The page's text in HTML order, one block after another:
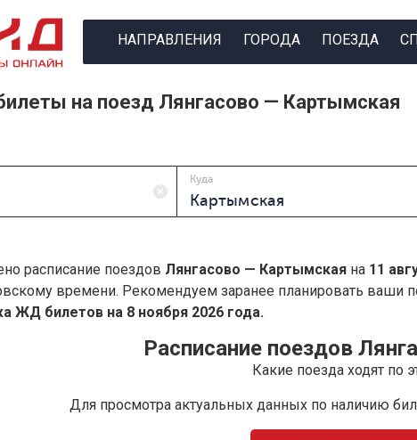
НАПРАВЛЕНИЯ ГОРОДА ПОЕЗДА
на поезд Лянгасово — Картымская
Куда
расписание поездов Лянгасово — Картымская на 11
времени. Рекомендуем заранее планировать ваши
ЖД билетов на 8 ноября 2026 года.
Расписание поездов
Какие поезда ходят по
Для просмотра актуальных данных по наличию